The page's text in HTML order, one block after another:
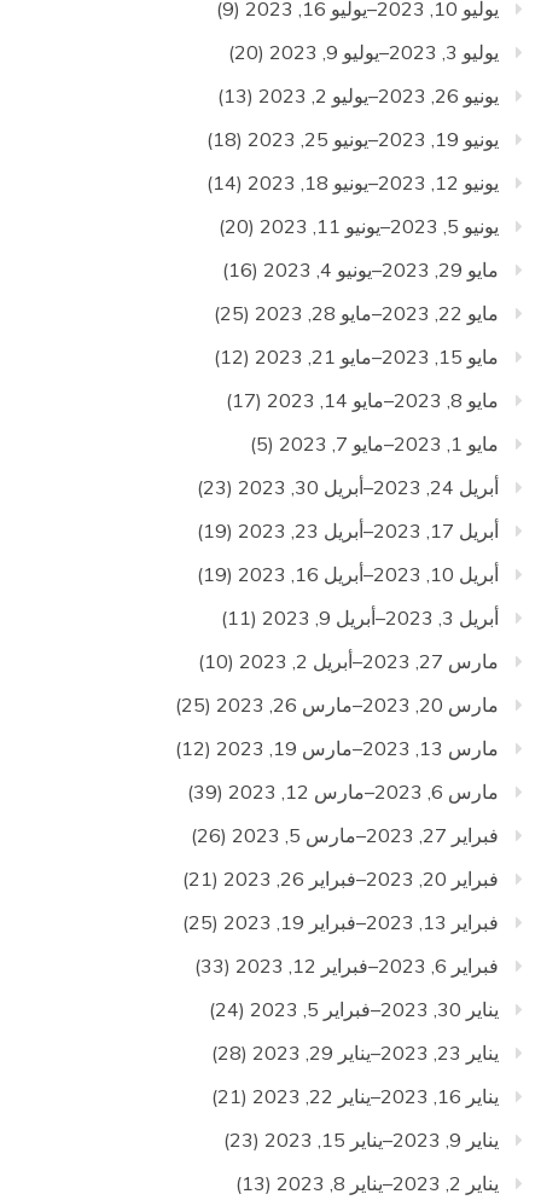
يوليو 10, 2023–يوليو 16, 2023
(9)
يوليو 3, 2023–يوليو 9, 2023
(20)
يونيو 26, 2023–يوليو 2, 2023
(13)
يونيو 19, 2023–يونيو 25, 2023
(18)
يونيو 12, 2023–يونيو 18, 2023
(14)
يونيو 5, 2023–يونيو 11, 2023
(20)
مايو 29, 2023–يونيو 4, 2023
(16)
مايو 22, 2023–مايو 28, 2023
(25)
مايو 15, 2023–مايو 21, 2023
(12)
مايو 8, 2023–مايو 14, 2023
(17)
مايو 1, 2023–مايو 7, 2023
(5)
أبريل 24, 2023–أبريل 30, 2023
(23)
أبريل 17, 2023–أبريل 23, 2023
(19)
أبريل 10, 2023–أبريل 16, 2023
(19)
أبريل 3, 2023–أبريل 9, 2023
(11)
مارس 27, 2023–أبريل 2, 2023
(10)
مارس 20, 2023–مارس 26, 2023
(25)
مارس 13, 2023–مارس 19, 2023
(12)
مارس 6, 2023–مارس 12, 2023
(39)
فبراير 27, 2023–مارس 5, 2023
(26)
فبراير 20, 2023–فبراير 26, 2023
(21)
فبراير 13, 2023–فبراير 19, 2023
(25)
فبراير 6, 2023–فبراير 12, 2023
(33)
يناير 30, 2023–فبراير 5, 2023
(24)
يناير 23, 2023–يناير 29, 2023
(28)
يناير 16, 2023–يناير 22, 2023
(21)
يناير 9, 2023–يناير 15, 2023
(23)
يناير 2, 2023–يناير 8, 2023
(13)